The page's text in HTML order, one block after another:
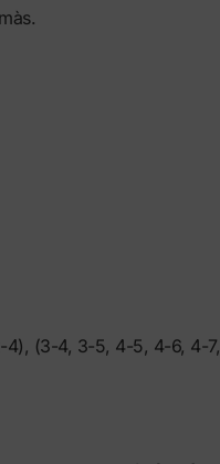
(3-4, 3-5, 4-5, 4-6, 4-